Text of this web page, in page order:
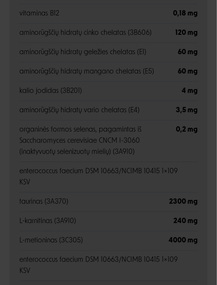
vitaminas B12 0,18 mg
aminorūgščių hidratų cinko chelatas (3B606) 120 mg
aminorūgščių hidratų geležies chelatas (E1) 60 mg
aminorūgščių hidratų mangano chelatas (E5) 60 mg
kalio jodidas (3B201) 4 mg
aminorūgščių hidratų vario chelatas (E4) 3,5 mg
organinės formos selenas, pagamintas iš
Saccharomyces cerevisiae CNCM I-3060
(inaktyvuotų selenizuotų mielių) (3A910)
0,2 mg
enterococcus faecium DSM 10663/NCIMB 10415 1×109
KSV
taurinas (3A370) 2300 mg
L-karnitinas (3A910) 240 mg
L-metioninas (3C305) 4000 mg
enterococcus faecium DSM 10663/NCIMB 10415 1×109
KSV